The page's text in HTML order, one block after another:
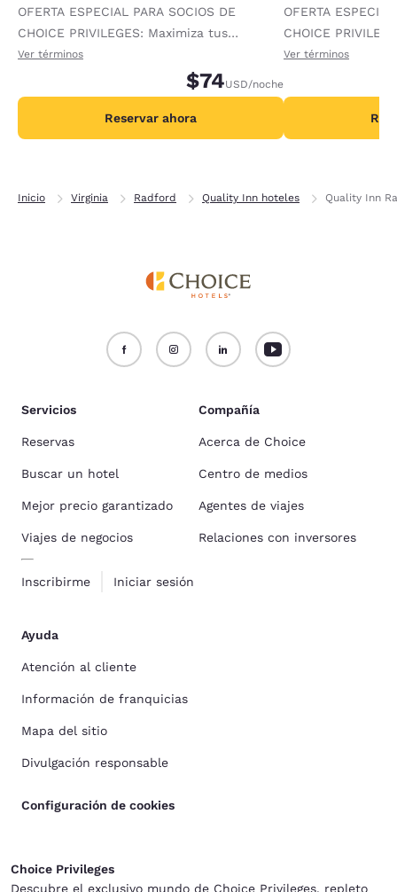
OFERTA ESPECIAL PARA SOCIOS DE
CHOICE PRIVILEGES: Maximiza tus
recompensas al recibir 1000 puntos
Ver términos
$74USD/noche
Reservar ahora
OFERTA
CHOICE
recompensas al
Ver términos
Inicio Virginia Radford Quality Inn hoteles Quality Inn
Servicios
Reservas
Buscar un hotel
Mejor precio garantizado
Viajes de negocios
Inscribirme Iniciar sesión
Compañía
Acerca de Choice
Centro de medios
Agentes de viajes
Relaciones con inversores
Ayuda
Atención al cliente
Información de franquicias
Mapa del sitio
Divulgación responsable
Configuración de cookies
Choice Privileges
Descubre el exclusivo mundo de Choice Privileges, repleto